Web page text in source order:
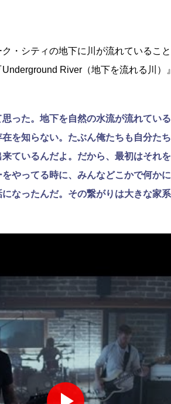
・シティの地下に川が流れているこ
River（地下を流れる川）
った。地下を自然の水流が流れてい
を知らない。たぶん俺たちも自分た
ているんだよ。だから、最初はそれ
やってる時に、みんなどこかで何か
なったんだ。その繋がりは大きな家